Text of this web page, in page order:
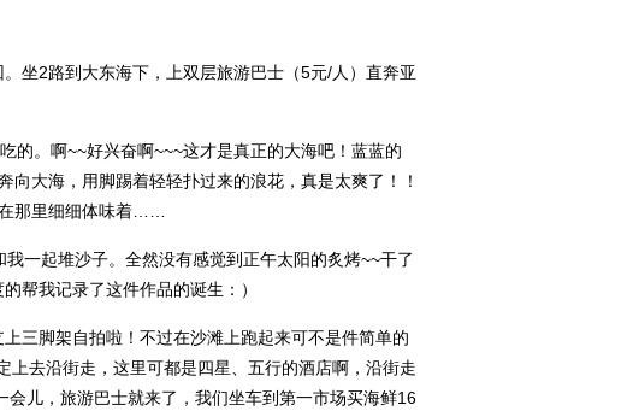
坐2路到大东海下，上双层旅游巴士（5元/人）直奔亚
的。啊~~好兴奋啊~~~这才是真正的大海吧！蓝蓝的
大海，用脚踢着轻轻扑过来的浪花，真是太爽了！！
那里细细体味着……
一起堆沙子。全然没有感觉到正午太阳的炙烤~~干了
帮我记录了这件作品的诞生：）
三脚架自拍啦！不过在沙滩上跑起来可不是件简单的
去沿街走，这里可都是四星、五行的酒店啊，沿街走
儿，旅游巴士就来了，我们坐车到第一市场买海鲜16